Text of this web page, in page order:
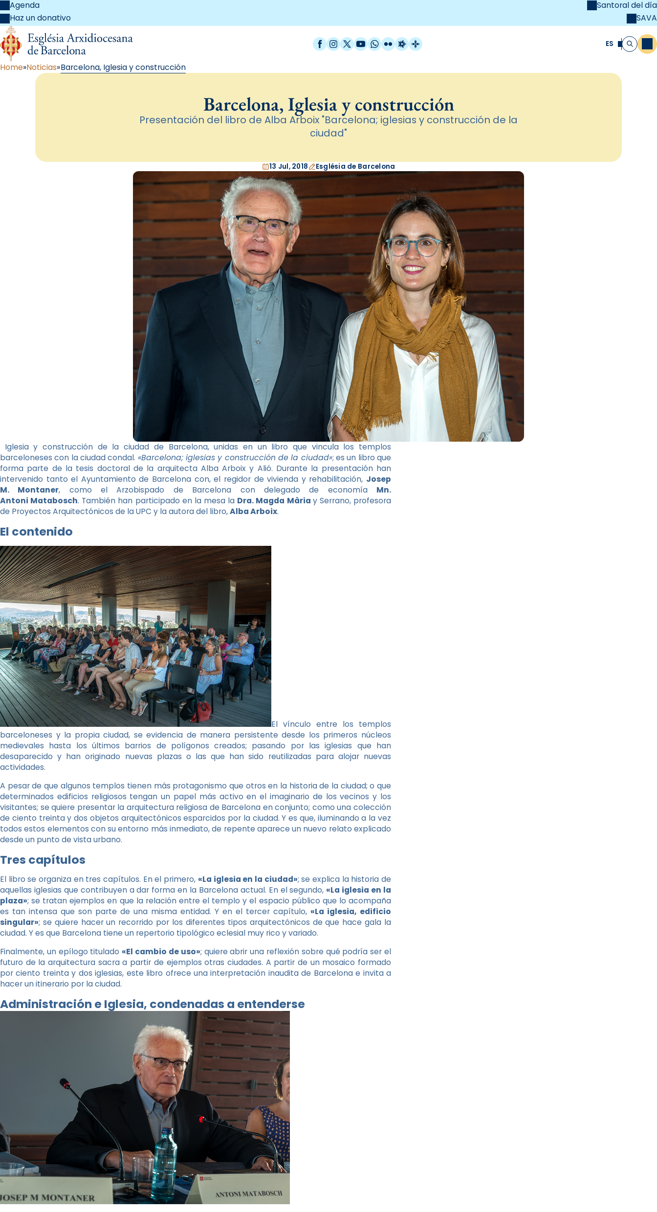
Agenda
Haz un donativo
Santoral del día
SAVA
Facebook
Instagram
X / Twitter
YouTube
WhatsApp
FlickrRadio Estel
Catalunya Cristiana ES Buscar
Home Noticias Barcelona, Iglesia y construcción
Barcelona, Iglesia y construcción
Presentación del libro de Alba Arboix "Barcelona; iglesias y construcción de la
ciudad"
13 Jul, 2018 Església de Barcelona
Iglesia y construcción de la ciudad de Barcelona, unidas en un libro que vincula los templos
barceloneses con la ciudad condal. «Barcelona; iglesias y construcción de la ciudad»; es un libro que
forma parte de la tesis doctoral de la arquitecta Alba Arboix y Alió. Durante la presentación han
intervenido tanto el Ayuntamiento de Barcelona con, el regidor de vivienda y rehabilitación, Josep
M. Montaner, como el Arzobispado de Barcelona con delegado de economía Mn.
Antoni Matabosch. También han participado en la mesa la Dra. Magda Mària y Serrano, profesora
de Proyectos Arquitectónicos de la UPC y la autora del libro,Alba Arboix.
El contenido
El vínculo entre los templos
barceloneses y la propia ciudad, se evidencia de manera persistente desde los primeros núcleos
medievales hasta los últimos barrios de polígonos creados; pasando por las iglesias que han
desaparecido y han originado nuevas plazas o las que han sido reutilizadas para alojar nuevas
actividades.
A pesar de que algunos templos tienen más protagonismo que otros en la historia de la ciudad; o que
determinados edificios religiosos tengan un papel más activo en el imaginario de los vecinos y los
visitantes; se quiere presentar la arquitectura religiosa de Barcelona en conjunto; como una colección
de ciento treinta y dos objetos arquitectónicos esparcidos por la ciudad. Y es que, iluminando a la vez
todos estos elementos con su entorno más inmediato, de repente aparece un nuevo relato explicado
desde un punto de vista urbano.
Tres capítulos
El libro se organiza en tres capítulos. En el primero, «La iglesia en la ciudad»; se explica la historia de
aquellas iglesias que contribuyen a dar forma en la Barcelona actual. En el segundo, «La iglesia en la
plaza»; se tratan ejemplos en que la relación entre el templo y el espacio público que lo acompaña
es tan intensa que son parte de una misma entidad. Y en el tercer capítulo, «La iglesia, edificio
singular»; se quiere hacer un recorrido por los diferentes tipos arquitectónicos de que hace gala la
ciudad. Y es que Barcelona tiene un repertorio tipológico eclesial muy rico y variado.
Finalmente, un epílogo titulado «El cambio de uso»; quiere abrir una reflexión sobre qué podría ser el
futuro de la arquitectura sacra a partir de ejemplos otras ciudades. A partir de un mosaico formado
por ciento treinta y dos iglesias, este libro ofrece una interpretación inaudita de Barcelona e invita a
hacer un itinerario por la ciudad.
Administración e Iglesia, condenadas a entenderse